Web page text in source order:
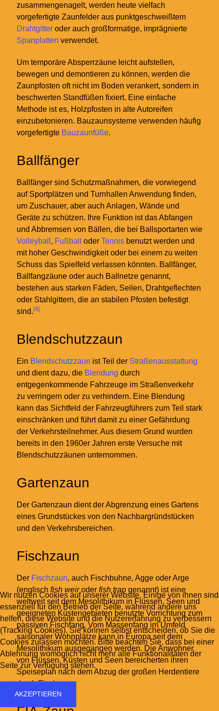
zusammengenagelt, werden heute vielfach
vorgefertigte Zaunfelder aus punktgeschweißtem
Drahtgitter oder auch großformatige, imprägnierte
Spanplatten verwendet.
Um temporäre Absperrzäune leicht aufstellen,
bewegen und demontieren zu können, werden die
Zaunpfosten oft nicht im Boden verankert, sondern in
beschwerten Standfüßen fixiert. Eine einfache
Methode ist es, Holzpfosten in alte Autoreifen
einzubetonieren. Bauzaunsysteme verwenden häufig
vorgefertigte Bauzaunfüße.
Ballfänger
Ballfänger sind Schutzmaßnahmen, die vorwiegend
auf Sportplätzen und Turnhallen Anwendung finden,
um Zuschauer, aber auch Anlagen, Wände und
Geräte zu schützen. Ihre Funktion ist das Abfangen
und Abbremsen von Bällen, die bei Ballsportarten wie
Volleyball , Fußball oder Tennis benutzt werden und
mit hoher Geschwindigkeit oder bei einem zu weiten
Schuss das Spielfeld verlassen könnten. Ballfänger,
Ballfangzäune oder auch Ballnetze genannt,
bestehen aus starken Fäden, Seilen, Drahtgeflechten
oder Stahlgittern, die an stabilen Pfosten befestigt
sind. [4]
Blendschutzzaun
Ein Blendschutzzaun ist Teil der Straßenausstattung
und dient dazu, die Blendung durch
entgegenkommende Fahrzeuge im Straßenverkehr
zu verringern oder zu verhindern. Eine Blendung
kann das Sichtfeld der Fahrzeugführers zum Teil stark
einschränken und führt damit zu einer Gefährdung
der Verkehrsteilnehmer. Aus diesem Grund wurden
bereits in den 1960er Jahren erste Versuche mit
Blendschutzzäunen unternommen.
Gartenzaun
Der Gartenzaun dient der Abgrenzung eines Gartens
eines Grundstückes von den Nachbargründstücken
und den Verkehrsbereichen.
Fischzaun
Der Fischzaun, auch Fischbuhne, Agge oder Arge
(englisch fish weiroder fish trap genannt) ist eine
weltweit seit dem Mesolithikum in Flüssen, Seen und
geeigneten Küstengebieten benutzte Vorrichtung zum
passiven Fischfang. Vom Massenfang im Umfeld
saisonaler Wohnplätze kann in Europa seit dem
Mesolithikum ausgegangen werden. Die Anwohner
von Flüssen, Küsten und Seen bereicherten ihren
Speiseplan nach dem Abzug der großen Herdentiere
durch Fisch.
Wir nutzen Cookies auf unserer Website. Einige von ihnen sind
essenziell für den Betrieb der Seite, während andere uns
helfen, diese Website und die Nutzererfahrung zu verbessern
(Tracking Cookies). Sie können selbst entscheiden, ob Sie die
Cookies zulassen möchten. Bitte beachten Sie, dass bei einer
Ablehnung womöglich nicht mehr alle Funktionalitäten der
Seite zur Verfügung stehen.
AKZEPTIEREN